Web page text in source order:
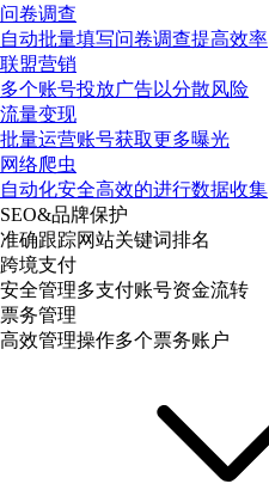
问卷调查
自动批量填写问卷调查提高效率
联盟营销
多个账号投放广告以分散风险
流量变现
批量运营账号获取更多曝光
网络爬虫
自动化安全高效的进行数据收集
SEO&品牌保护
准确跟踪网站关键词排名
跨境支付
安全管理多支付账号资金流转
票务管理
高效管理操作多个票务账户